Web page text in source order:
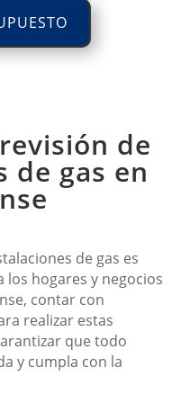
de
de gas en
de gas es
hogares y negocios
contar con
realizar estas
que todo
y cumpla con la